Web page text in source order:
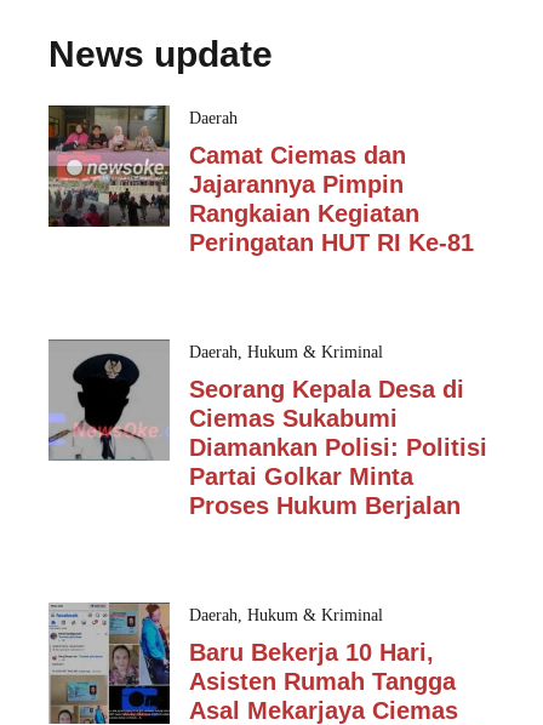
News update
Daerah
Camat Ciemas dan
Jajarannya Pimpin
Rangkaian Kegiatan
Peringatan HUT RI Ke-81
Daerah, Hukum & Kriminal
Seorang Kepala Desa di
Ciemas Sukabumi
Diamankan Polisi: Politisi
Partai Golkar Minta
Proses Hukum Berjalan
Daerah, Hukum & Kriminal
Baru Bekerja 10 Hari,
Asisten Rumah Tangga
Asal Mekarjaya Ciemas